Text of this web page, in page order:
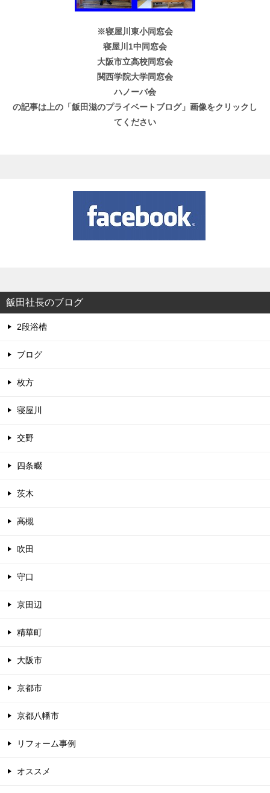
※寝屋川東小同窓会
寝屋川1中同窓会
大阪市立高校同窓会
関西学院大学同窓会
ハノーバ会
の記事は上の「飯田滋のプライベートブログ」画像をクリックし
てください
飯田社長のブログ
2段浴槽
ブログ
枚方
寝屋川
交野
四条畷
茨木
高槻
吹田
守口
京田辺
精華町
大阪市
京都市
京都八幡市
リフォーム事例
オススメ